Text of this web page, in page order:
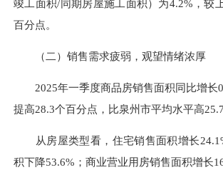
竣工面积/同期房屋施工面积）为4.2%，较
百分点。
（二）销售需求疲弱，观望情绪浓厚
2025年一季度商品房销售面积同比增长
提高28.3个百分点，比泉州市平均水平高2
从房屋类型看，住宅销售面积增长
积下降53.6%；商业营业用房销售面积增长